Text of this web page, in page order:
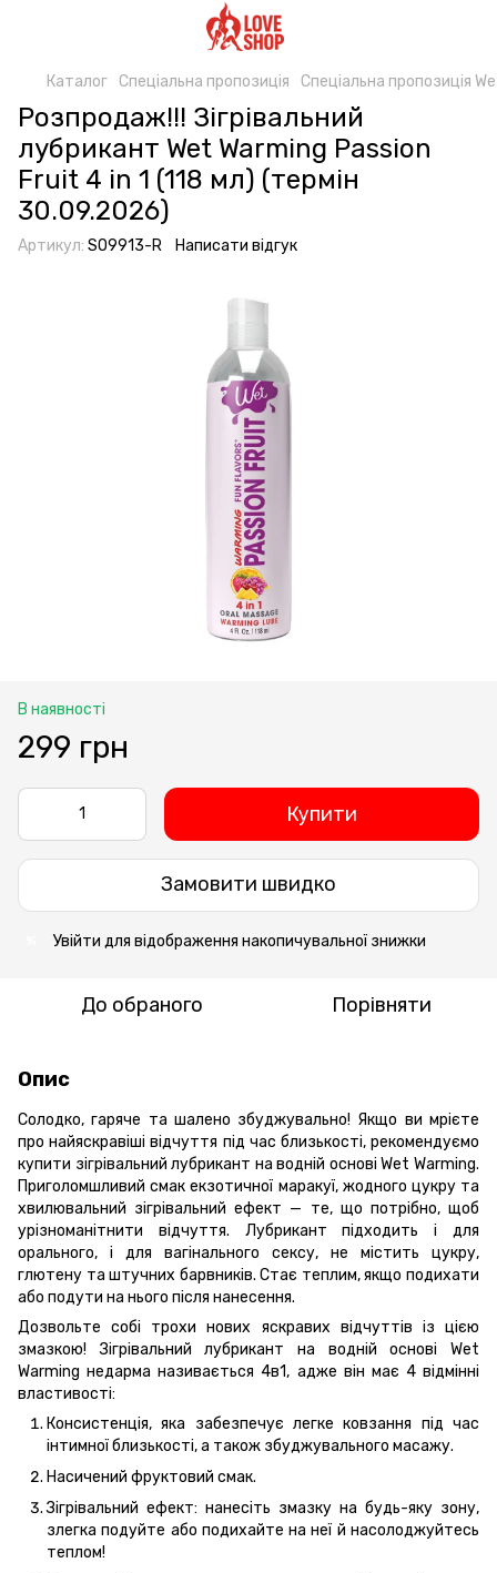
Каталог Спеціальна пропозиція Спеціальна пропозиція
Розпродаж!!! Зігрівальний
лубрикант Wet Warming Passion
Fruit 4 in 1 (118 мл) (термін
30.09.2026)
Артикул: SO9913-R Написати відгук
В наявності
299 грн
Купити
Замовити швидко
Увійти для відображення накопичувальної знижки
До обраного Порівняти
Опис
Солодко, гаряче та шалено збуджувально! Якщо ви мрієте
про найяскравіші відчуття під час близькості, рекомендуємо
купити зігрівальний лубрикант на водній основі Wet Warming.
Приголомшливий смак екзотичної маракуї, жодного цукру та
хвилювальний зігрівальний ефект — те, що потрібно, щоб
урізноманітнити відчуття. Лубрикант підходить і для
орального, і для вагінального сексу, не містить цукру,
глютену та штучних барвників. Стає теплим, якщо подихати
або подути на нього після нанесення.
Дозвольте собі трохи нових яскравих відчуттів із цією
змазкою! Зігрівальний лубрикант на водній основі Wet
Warming недарма називається 4в1, адже він має 4 відмінні
властивості:
Консистенція, яка забезпечує легке ковзання під час
інтимної близькості, а також збуджувального масажу.
Насичений фруктовий смак.
Зігрівальний ефект: нанесіть змазку на будь-яку зону,
злегка подуйте або подихайте на неї й насолоджуйтесь
теплом!